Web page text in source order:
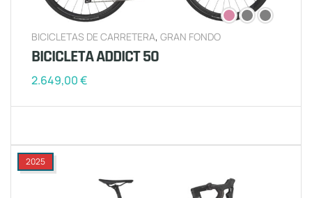
BICICLETAS DE CARRETERA, GRAN FONDO
BICICLETA ADDICT 50
2.649,00€
2025